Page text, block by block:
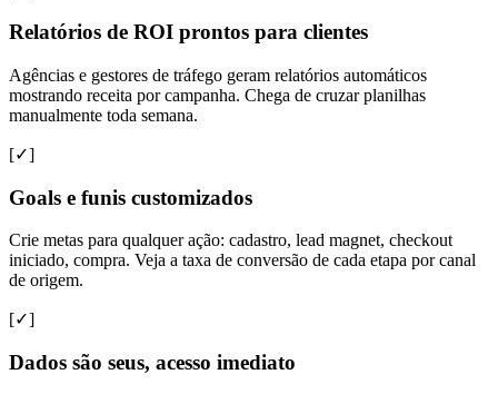
Relatórios de ROI prontos para clientes
Agências e gestores de tráfego geram relatórios automáticos
mostrando receita por campanha. Chega de cruzar planilhas
manualmente toda semana.
[✓]
Goals e funis customizados
Crie metas para qualquer ação: cadastro, lead magnet, checkout
iniciado, compra. Veja a taxa de conversão de cada etapa por canal
de origem.
[✓]
Dados são seus, acesso imediato